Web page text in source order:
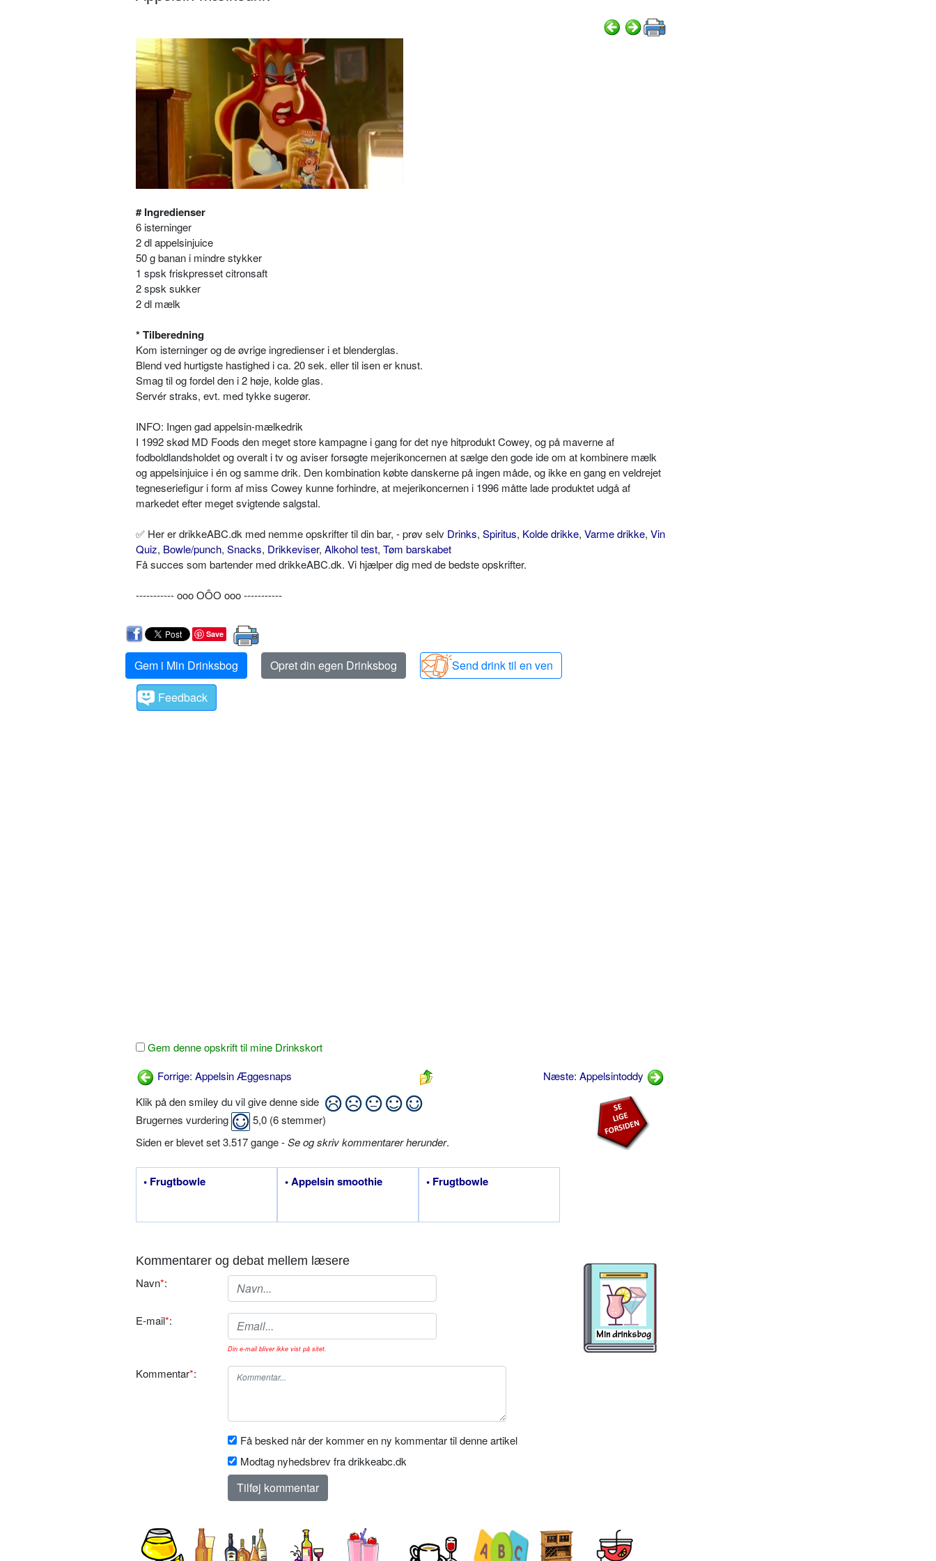
# Ingredienser
6 isterninger
2 dl appelsinjuice
50 g banan i mindre stykker
1 spsk friskpresset citronsaft
2 spsk sukker
2 dl mælk
* Tilberedning
Kom isterninger og de øvrige ingredienser i et blenderglas.
Blend ved hurtigste hastighed i ca. 20 sek. eller til isen er knust.
Smag til og fordel den i 2 høje, kolde glas.
Servér straks, evt. med tykke sugerør.
INFO: Ingen gad appelsin-mælkedrik
I 1992 skød MD Foods den meget store kampagne i gang for det nye hitprodukt Cowey, og på maverne af
fodboldlandsholdet og overalt i tv og aviser forsøgte mejerikoncernen at sælge den gode ide om at kombinere mælk
og appelsinjuice i én og samme drik. Den kombination købte danskerne på ingen måde, og ikke en gang en veldrejet
tegneseriefigur i form af miss Cowey kunne forhindre, at mejerikoncernen i 1996 måtte lade produktet udgå af
markedet efter meget svigtende salgstal.
✅ Her er drikkeABC.dk med nemme opskrifter til din bar, - prøv selv Drinks, Spiritus, Kolde drikke, Varme drikke, Vin
Quiz, Bowle/punch, Snacks, Drikkeviser, Alkohol test, Tøm barskabet
Få succes som bartender med drikkeABC.dk. Vi hjælper dig med de bedste opskrifter.
----------- ooo OÔO ooo -----------
Save
Gem i Min Drinksbog Opret din egen Drinksbog
Send drink til en ven
Feedback
Gem denne opskrift til mine Drinkskort
Forrige: Appelsin Æggesnaps
Næste: Appelsintoddy
Klik på den smiley du vil give denne side
Brugernes vurdering
5,0 (6stemmer)
Siden er blevet set 3.517 gange -Se og skriv kommentarer herunder.
• Frugtbowle • Appelsin smoothie • Frugtbowle
Kommentarer og debat mellem læsere
Navn*:
E-mail*:
Din e-mail bliver ikke vist på sitet.
Kommentar*:
Få besked når der kommer en ny kommentar til denne artikel
Modtag nyhedsbrev fra drikkeabc.dk